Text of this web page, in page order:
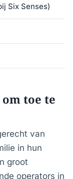
Six Senses)
toe te
van
in hun
groot
operators in